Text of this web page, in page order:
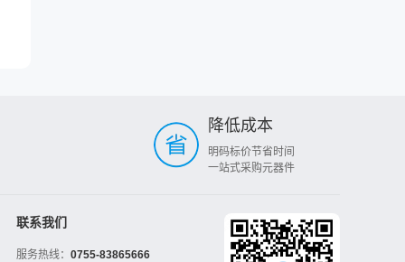
降低成本
明码标价节省时间
一站式采购元器件
联系我们
服务热线： 0755-83865666